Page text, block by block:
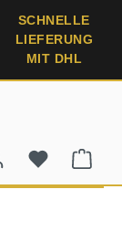
SCHNELLE
LIEFERUNG
MIT DHL